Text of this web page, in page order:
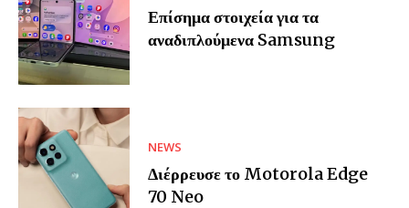
Επίσημα στοιχεία για τα
αναδιπλούμενα Samsung
NEWS
Διέρρευσε το Motorola Edge
70 Neo